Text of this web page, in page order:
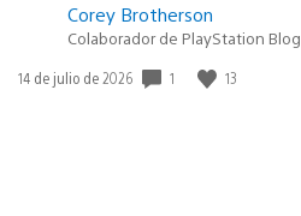
Corey Brotherson
Colaborador de PlayStation Blog
Fecha
14 de julio de 2026 1 13